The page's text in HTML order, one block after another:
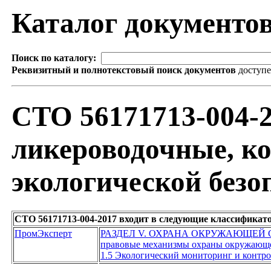
Каталог
Поиск по каталогу:
Реквизитный и полнотекстовый поиск документов
СТО 56171713-004-
ликероводочные,
экологической
СТО 56171713-004-2017 входит в следующие
ПромЭксперт
РАЗДЕЛ V. ОХРАНА ОКРУЖАЮЩЕЙ
правовые механизмы охраны
1.5 Экологический мониторинг и